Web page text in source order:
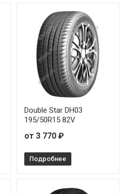
Double Star DH03
195/50R15 82V
от 3 770 ₽
Подробнее